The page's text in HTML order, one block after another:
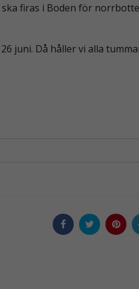
firas i Boden för
juni. Då håller vi alla